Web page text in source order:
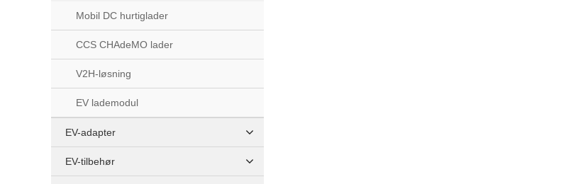
Mobil DC hurtiglader
CCS CHAdeMO lader
V2H-løsning
EV lademodul
EV-adapter
EV-tilbehør